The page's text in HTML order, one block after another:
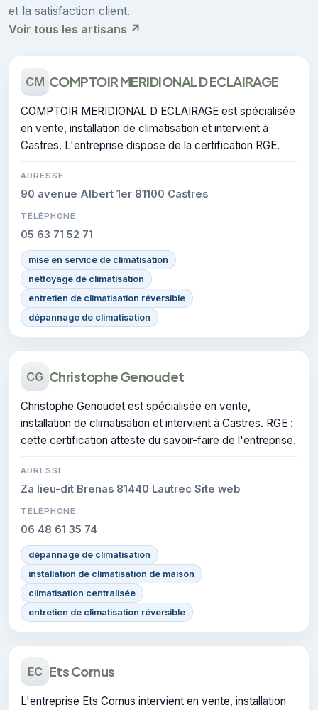
et la satisfaction client.
Voir tous les artisans ↗
CM COMPTOIR MERIDIONAL D ECLAIRAGE
COMPTOIR MERIDIONAL D ECLAIRAGE est spécialisée
en vente, installation de climatisation et intervient à
Castres. L'entreprise dispose de la certification RGE.
ADRESSE
90 avenue Albert 1er 81100 Castres
TÉLÉPHONE
05 63 71 52 71
mise en service de climatisation
nettoyage de climatisation
entretien de climatisation réversible
dépannage de climatisation
CG Christophe Genoudet
Christophe Genoudet est spécialisée en vente,
installation de climatisation et intervient à Castres. RGE :
cette certification atteste du savoir-faire de l'entreprise.
ADRESSE
Za lieu-dit Brenas 81440 Lautrec Site web
TÉLÉPHONE
06 48 61 35 74
dépannage de climatisation
installation de climatisation de maison
climatisation centralisée
entretien de climatisation réversible
EC Ets Cornus
L'entreprise Ets Cornus intervient en vente, installation